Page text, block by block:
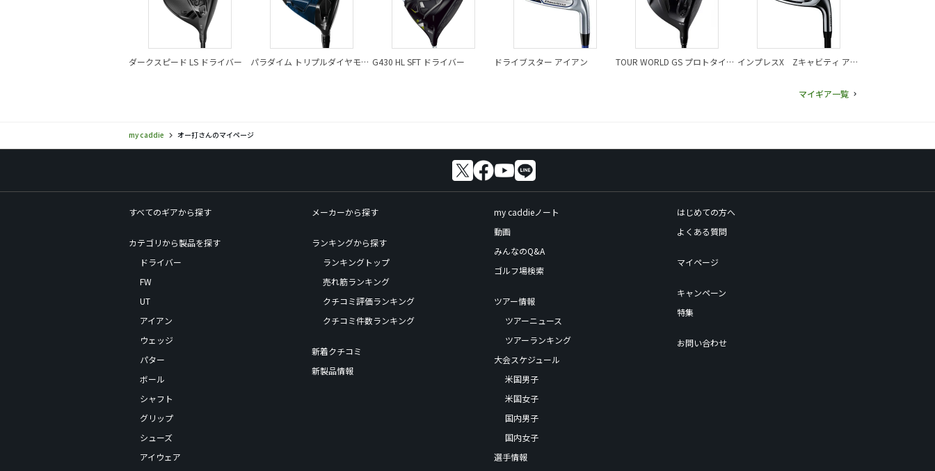
ダークスピード LS ドライバー
パラダイム トリプルダイヤモン G430 HL SFT ドライバー ドライブスター アイアン
TOUR WORLD GS プロトタイプ インプレスX Zキャビティ アイ
マイギア一覧
my caddie オー打さんのマイページ
すべてのギアから探す
カテゴリから製品を探す
ドライバー
FW
UT
アイアン
ウェッジ
パター
ボール
シャフト
グリップ
シューズ
アイウェア
メーカーから探す
ランキングから探す
ランキングトップ
売れ筋ランキング
クチコミ評価ランキング
クチコミ件数ランキング
新着クチコミ
新製品情報
my caddieノート
動画
みんなのQ&A
ゴルフ場検索
ツアー情報
ツアーニュース
ツアーランキング
大会スケジュール
米国男子
米国女子
国内男子
国内女子
選手情報
はじめての方へ
よくある質問
マイページ
キャンペーン
特集
お問い合わせ